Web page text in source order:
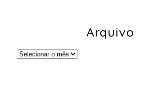
Arquivo
Arquivo